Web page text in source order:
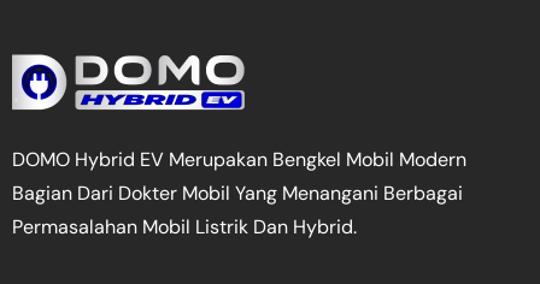
DOMO Hybrid EV Merupakan Bengkel Mobil Modern
Bagian Dari Dokter Mobil Yang Menangani Berbagai
Permasalahan Mobil Listrik Dan Hybrid.